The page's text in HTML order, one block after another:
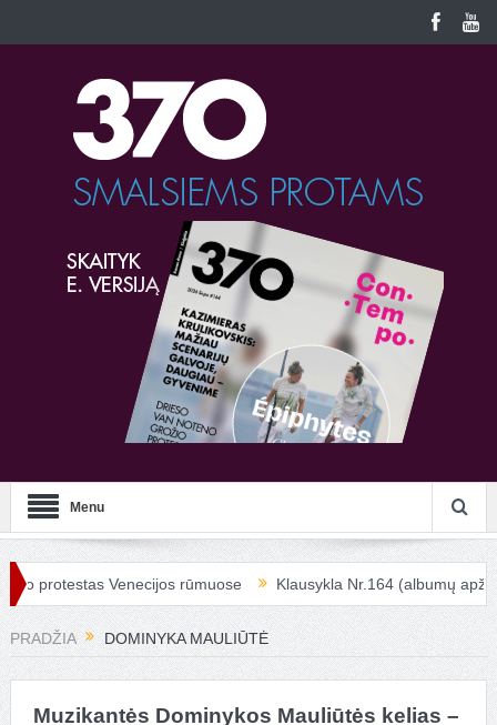
Menu
protestas Venecijos rūmuose Klausykla Nr.164 (albumų
PRADŽIA DOMINYKA MAULIŪTĖ
Muzikantės Dominykos Mauliūtės kelias –